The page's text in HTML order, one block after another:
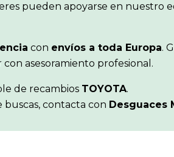
pueden apoyarse en nuestro
con envíos a toda Europa.
asesoramiento profesional.
de recambios TOYOTA.
buscas, contacta con Desguaces